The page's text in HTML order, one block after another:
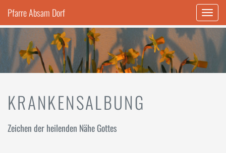
ein-/
Pfarre Absam Dorf
KRANKENSALBUNG
Zeichen der heilenden Nähe Gottes